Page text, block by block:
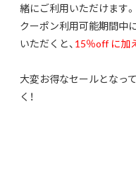
緒にご利用いただけます。
クーポン利用可能期間中
いただくと、 15％off に加
大変お得なセールとなっ
く！